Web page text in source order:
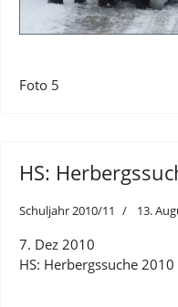
Foto 5
HS:
Schuljahr 2010/11 13.
7. Dez 2010
HS: Herbergssuche 2010